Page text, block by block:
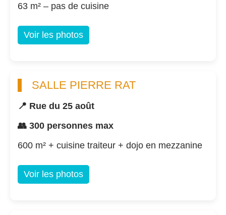
63 m² – pas de cuisine
Voir les photos
SALLE PIERRE RAT
📍 Rue du 25 août
👥 300 personnes max
600 m² + cuisine traiteur + dojo en mezzanine
Voir les photos